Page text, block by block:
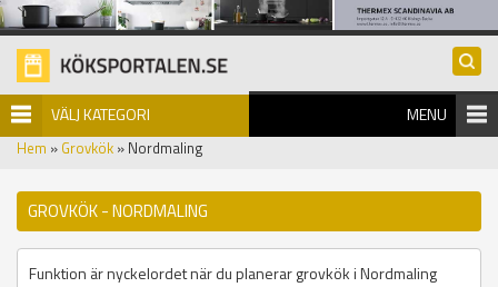
VÄLJ KATEGORI MENU
Hem » Grovkök » Nordmaling
GROVKÖK - NORDMALING
Funktion är nyckelordet när du planerar grovkök i Nordmaling